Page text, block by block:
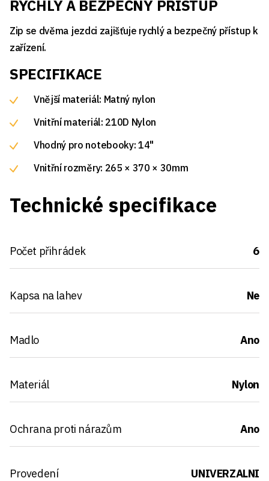
RYCHLÝ A BEZPEČNÝ PŘÍSTUP
Zip se dvěma jezdci zajišťuje rychlý a bezpečný přístup k
zařízení.
SPECIFIKACE
Vnější materiál: Matný nylon
Vnitřní materiál: 210D Nylon
Vhodný pro notebooky: 14"
Vnitřní rozměry: 265 × 370 × 30mm
Technické specifikace
Počet přihrádek 6
Kapsa na lahev Ne
Madlo Ano
Materiál Nylon
Ochrana proti nárazům Ano
Provedení UNIVERZALNI